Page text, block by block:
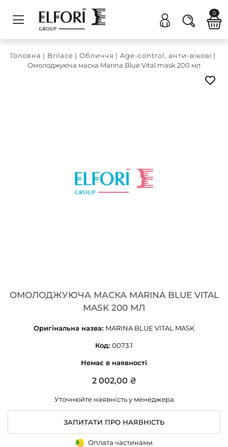
0
Головна | Brilace | Обличчя | Age-control, анти-вікові |
Омолоджуюча маска Marina Blue Vital mask 200 мл
ОМОЛОДЖУЮЧА МАСКА MARINA BLUE VITAL
MASK 200 МЛ
Оригінальна назва: MARINA BLUE VITAL MASK
Код: 0073.1
Немає в наявності
2 002,00 ₴
Уточнюйте наявність у менеджера
ЗАПИТАТИ ПРО НАЯВНІСТЬ
Оплата частинами